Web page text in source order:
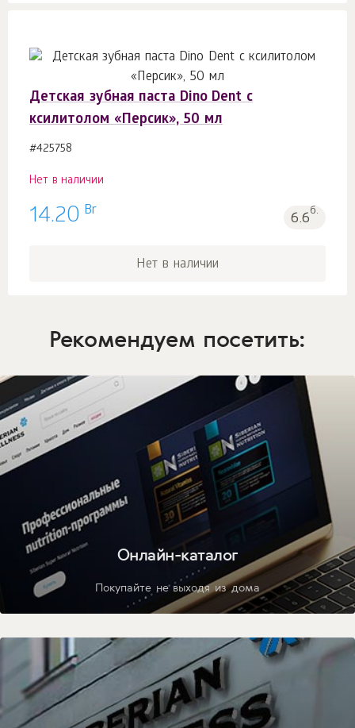
Детская зубная паста Dino Dent с
ксилитолом «Персик», 50 мл
#425758
Нет в наличии
14.20 Br 6.6б.
Нет в наличии
Рекомендуем посетить:
Онлайн-каталог
Покупайте не выходя из дома